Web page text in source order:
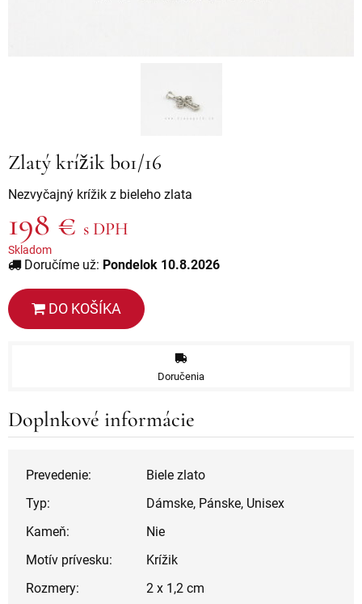
Zlatý krížik b01/16
Nezvyčajný krížik z bieleho zlata
198 € s DPH
Skladom
Doručíme už: Pondelok 10.8.2026
DO KOŠÍKA
Doručenia
Doplnkové informácie
Prevedenie:
Biele zlato
Typ:
Dámske, Pánske, Unisex
Kameň:
Nie
Motív prívesku:
Krížik
Rozmery:
2 x 1,2 cm